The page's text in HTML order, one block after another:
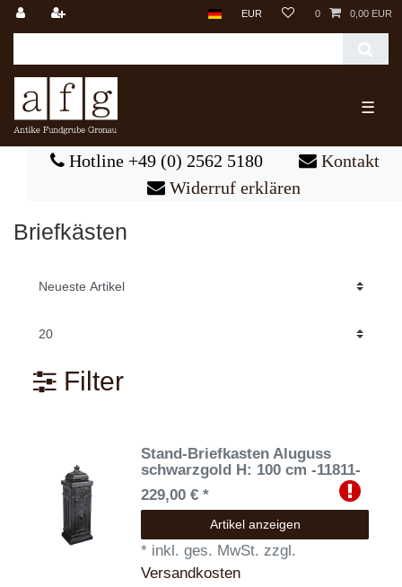
EUR 0 0,00 EUR
☰
Hotline +49 (0) 2562 5180
Kontakt
Widerruf erklären
Briefkästen
Filter
Stand-Briefkasten Aluguss
schwarzgold H: 100 cm -11811-
229,00 € *
Artikel anzeigen
* inkl. ges. MwSt. zzgl.
Versandkosten